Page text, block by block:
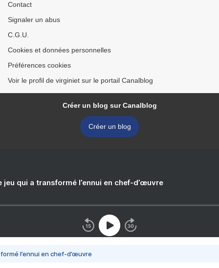
Contact
Signaler un abus
C.G.U.
Cookies et données personnelles
Préférences cookies
Voir le profil de virginiet sur le portail Canalblog
Créer un blog sur Canalblog
Créer un blog
jeu qui a transformé l’ennui en chef-d’œuvre
l’ennui en chef-d’œuvre